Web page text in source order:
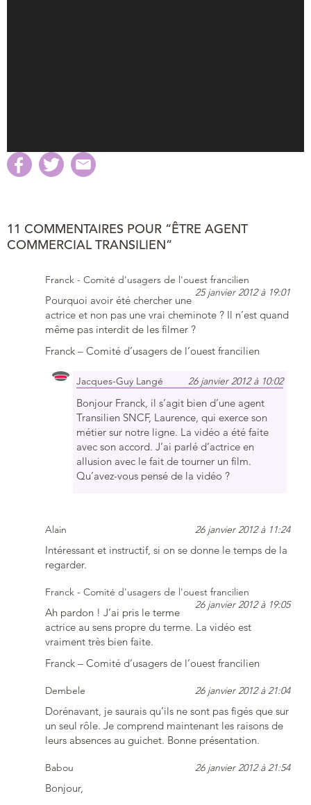
11 COMMENTAIRES POUR “ÊTRE AGENT
COMMERCIAL TRANSILIEN”
Franck - Comité d'usagers de l'ouest francilien
25 janvier 2012 à 19:01
Pourquoi avoir été chercher une
actrice et non pas une vrai cheminote ? Il n’est quand
même pas interdit de les filmer ?
Franck – Comité d’usagers de l’ouest francilien
Jacques-Guy Langé 26 janvier 2012 à 10:02
Bonjour Franck, il s’agit bien d’une agent
Transilien SNCF, Laurence, qui exerce son
métier sur notre ligne. La vidéo a été faite
avec son accord. J’ai parlé d’actrice en
allusion avec le fait de tourner un film.
Qu’avez-vous pensé de la vidéo ?
Alain 26 janvier 2012 à 11:24
Intéressant et instructif, si on se donne le temps de la
regarder.
Franck - Comité d'usagers de l'ouest francilien
26 janvier 2012 à 19:05
Ah pardon ! J’ai pris le terme
actrice au sens propre du terme. La vidéo est
vraiment très bien faite.
Franck – Comité d’usagers de l’ouest francilien
Dembele 26 janvier 2012 à 21:04
Dorénavant, je saurais qu’ils ne sont pas figés que sur
un seul rôle. Je comprend maintenant les raisons de
leurs absences au guichet. Bonne présentation.
Babou 26 janvier 2012 à 21:54
Bonjour,